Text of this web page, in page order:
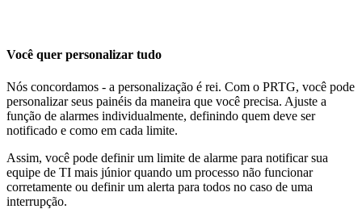
Você quer personalizar tudo
Nós concordamos - a personalização é rei. Com o PRTG, você pode
personalizar seus painéis da maneira que você precisa. Ajuste a
função de alarmes individualmente, definindo quem deve ser
notificado e como em cada limite.
Assim, você pode definir um limite de alarme para notificar sua
equipe de TI mais júnior quando um processo não funcionar
corretamente ou definir um alerta para todos no caso de uma
interrupção.